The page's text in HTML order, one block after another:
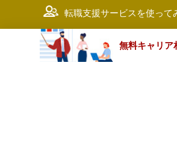
転職支援サービスを使って
無料キャリア